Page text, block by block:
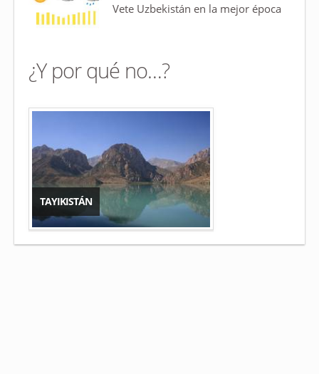
Vete Uzbekistán en la mejor época
¿Y por qué no…?
TAYIKISTÁN